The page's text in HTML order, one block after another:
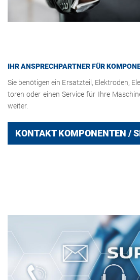
IHR AN­SPRECH­PART­NER FÜR
Sie be­nö­ti­gen ein Er­satz­teil, Elek­tro­den,
to­ren oder einen Ser­vice für Ihre
wei­ter.
KON­TAKT KOM­PO­NEN­TEN /